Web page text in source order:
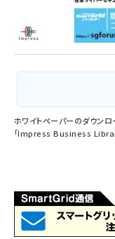
ホワイトペーパーのダウンロ
「Impress Business